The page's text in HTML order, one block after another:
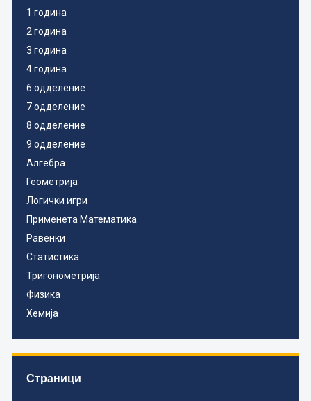
1 година
2 година
3 година
4 година
6 одделение
7 одделение
8 одделение
9 одделение
Алгебра
Геометрија
Логички игри
Применета Математика
Равенки
Статистика
Тригонометрија
Физика
Хемија
Страници